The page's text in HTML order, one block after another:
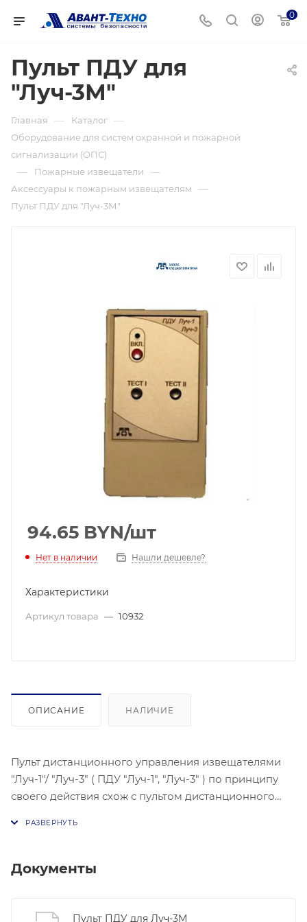
0
Пульт ПДУ для
"Луч-3М"
Главная — Каталог —
Оборудование для систем охранной и пожарной
сигнализации (ОПС)
— Пожарные извещатели —
Аксессуары к пожарным извещателям —
Пульт ПДУ для "Луч-3М"
94.65 BYN/шт
Нет в наличии Нашли дешевле?
Характеристики
Артикул товара — 10932
ОПИСАНИЕ НАЛИЧИЕ
Пульт дистанционного управления извещателями
"Луч-1"/ "Луч-3" ( ПДУ "Луч-1", "Луч-3" ) по принципу
своего действия схож с пультом дистанционного
пульта. Элементов питания в пульте два, типа "АА"
дистанционного тестирования ( имитации сигнала
Документы
Пульт ПДУ для Луч-3М